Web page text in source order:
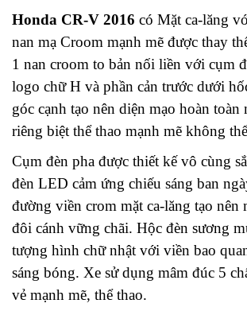
Honda CR-V 2016 có Mặt ca-lăng
nan mạ Croom mạnh mẽ được thay
1 nan croom to bản nối liền với cụm
logo chữ H và phần cản trước dưới
góc cạnh tạo nên diện mạo hoàn toàn
riêng biệt thể thao mạnh mẽ không
Cụm đèn pha được thiết kế vô cùng
đèn LED cảm ứng chiếu sáng ban
đường viền crom mặt ca-lăng tạo nên
đôi cánh vững chãi. Hộc đèn sương
tượng hình chữ nhật với viền bao
sáng bóng. Xe sử dụng mâm đúc 5
vẻ mạnh mẽ, thể thao.